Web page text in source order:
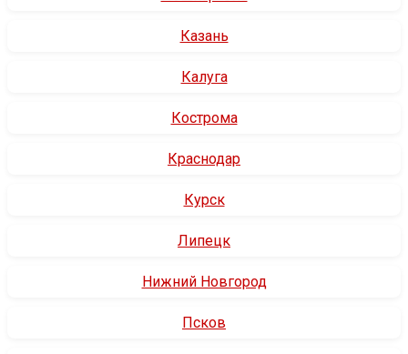
Казань
Калуга
Кострома
Краснодар
Курск
Липецк
Нижний Новгород
Псков